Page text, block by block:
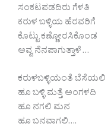
ಸಂಕಟಪಡದಿರು ಗೆಳತಿ
ಕರುಳ ಬಳ್ಳಿಯ ಹೆರವರಿಗೆ
ಕೊಟ್ಟು ಕಣ್ಣೋರಸಿಕೊಂಡ
ಅವ್ವ ನೆನಪಾಗುತ್ತಾಳೆ …
ಕರುಳಬಳ್ಳಿಯಂತೆ ಬೆಸೆಯಲಿ
ಹೂ ಬಳ್ಳಿ ಮತ್ತೆ ಅಂಗಳದಿ
ಹೂ ನಗಲಿ ಮನ
ಹೂ ಬನವಾಗಲಿ….